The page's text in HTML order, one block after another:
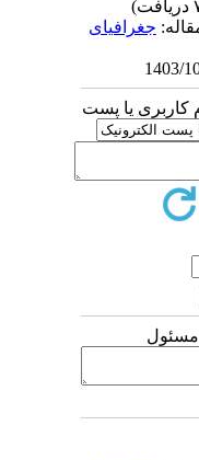
جغرافیای
کاربری یا پست
مسئول